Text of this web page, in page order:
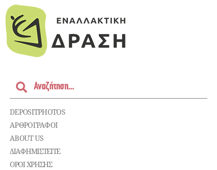
DEPOSITPHOTOS
ΑΡΘΡΟΓΡΑΦΟΙ
ABOUT US
ΔΙΑΦΗΜΙΣΤΕΊΤΕ
ΌΡΟΙ ΧΡΉΣΗΣ